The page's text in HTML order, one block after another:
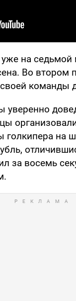
на седьмой
Во втором
команды
уверенно
на
за восемь